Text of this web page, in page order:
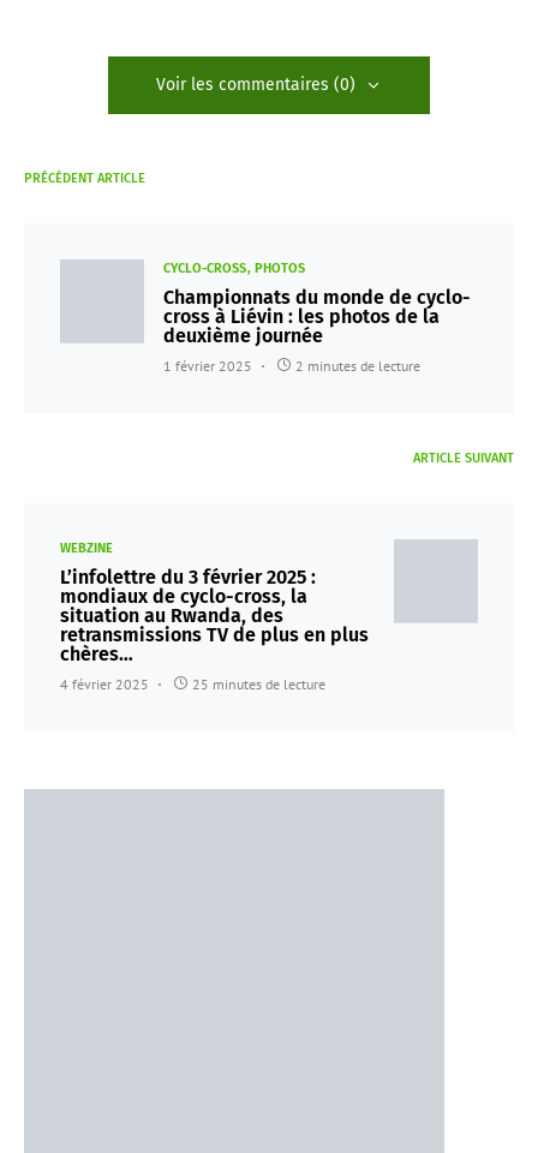
Voir les commentaires (0)
PRÉCÉDENT ARTICLE
CYCLO-CROSS PHOTOS
Championnats du monde de cyclo-
cross à Liévin : les photos de la
deuxième journée
1 février 2025 2 minutes de lecture
ARTICLE SUIVANT
WEBZINE
L’infolettre du 3 février 2025 :
mondiaux de cyclo-cross, la
situation au Rwanda, des
retransmissions TV de plus en plus
chères…
4 février 2025 25 minutes de lecture